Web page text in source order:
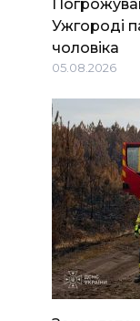
Ужгороді
чоловіка
05.08.2026